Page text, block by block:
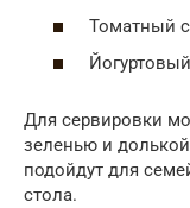
Томатный
Для сервировки
зеленью и
подойдут для
стола.